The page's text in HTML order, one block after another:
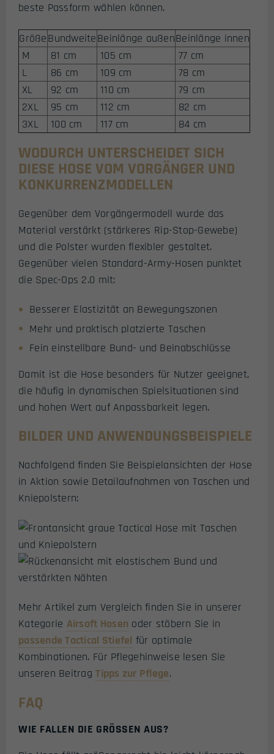
beste Passform wählen können.
GrößeBundweiteBeinlänge außenBeinlänge innen
M
81 cm 105 cm
77 cm
L
86 cm 109 cm
78 cm
XL
92 cm 110 cm
79 cm
2XL
95 cm 112 cm
82 cm
3XL
100 cm 117 cm 84 cm
WODURCH UNTERSCHEIDET SICH
DIESE HOSE VOM VORGÄNGER UND
KONKURRENZMODELLEN
Gegenüber dem Vorgängermodell wurde das
Material verstärkt (stärkeres Rip-Stop-Gewebe)
und die Polster wurden flexibler gestaltet.
Gegenüber vielen Standard-Army-Hosen punktet
die Spec-Ops 2.0 mit:
Besserer Elastizität an Bewegungszonen
Mehr und praktisch platzierte Taschen
Fein einstellbare Bund- und Beinabschlüsse
Damit ist die Hose besonders für Nutzer geeignet,
die häufig in dynamischen Spielsituationen sind
und hohen Wert auf Anpassbarkeit legen.
BILDER UND ANWENDUNGSBEISPIELE
Nachfolgend finden Sie Beispielansichten der Hose
in Aktion sowie Detailaufnahmen von Taschen und
Kniepolstern:
Mehr Artikel zum Vergleich finden Sie in unserer
Kategorie Airsoft Hosen oder stöbern Sie in
passende Tactical Stiefel für optimale
Kombinationen. Für Pflegehinweise lesen Sie
unseren BeitragTipps zur Pflege.
FAQ
WIE FALLEN DIE GRÖSSEN AUS?